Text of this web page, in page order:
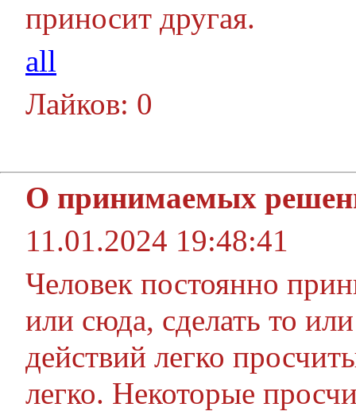
приносит другая.
all
Лайков: 0
О принимаемых
11.01.2024 19:48:41
Человек постоянно
или сюда, сделать то
действий легко
легко. Некоторые